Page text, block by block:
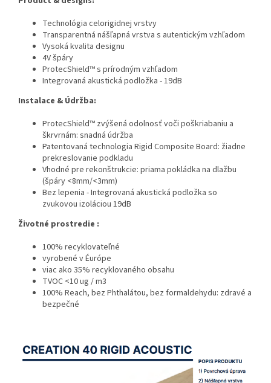
Technológia celorigidnej vrstvy
Transparentná nášľapná vrstva s autentickým vzhľadom
Vysoká kvalita designu
4V špáry
ProtecShield™ s prírodným vzhľadom
Integrovaná akustická podložka - 19dB
Instalace & Údržba:
ProtecShield™ zvýšená odolnosť voči poškriabaniu a
škrvrnám: snadná údržba
Patentovaná technologia Rigid Composite Board: žiadne
prekreslovanie podkladu
Vhodné pre rekonštrukcie: priama pokládka na dlažbu
(špáry <8mm/<3mm)
Bez lepenia - Integrovaná akustická podložka so
zvukovou izoláciou 19dB
Životné prostredie :
100% recyklovateľné
vyrobené v Éurópe
viac ako 35% recyklovaného obsahu
TVOC <10 ug / m3
100% Reach, bez Phthalátou, bez formaldehydu: zdravé a
bezpečné